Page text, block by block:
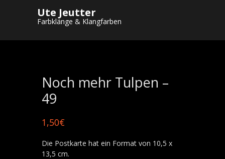
Ute Jeutter
Farbklänge & Klangfarben
Startseite/Shop
A 6/ Noch mehr Tulpen – 49
Noch mehr Tulpen –
49
1,50€
Die Postkarte hat ein Format von 10,5 x
13,5 cm.